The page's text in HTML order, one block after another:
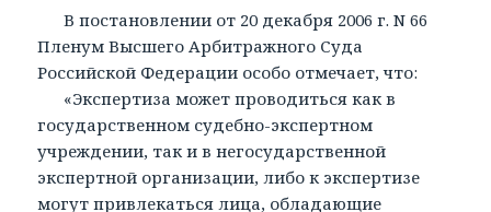
В постановлении от 20 декабря 2006 г. N 66
Пленум Высшего Арбитражного Суда
Российской Федерации особо отмечает, что:
«Экспертиза может проводиться как в
государственном судебно-экспертном
учреждении, так и в негосударственной
экспертной организации, либо к экспертизе
могут привлекаться лица, обладающие